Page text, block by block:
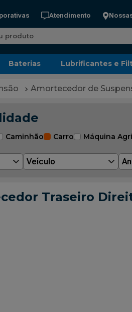
Atendimento
Baterias Lubrificantes e
Amortecedor de
Caminhão Carro Máquina
Veículo
Traseiro